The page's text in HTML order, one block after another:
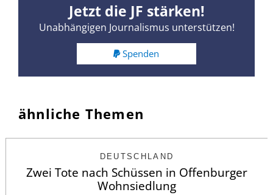
Jetzt die JF stärken!
Unabhängigen Journalismus unterstützen!
Spenden
ähnliche Themen
DEUTSCHLAND
Zwei Tote nach Schüssen in Offenburger
Wohnsiedlung